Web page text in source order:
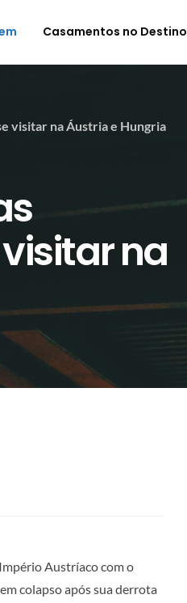
Casamentos no Destino
visitar na Áustria e Hungria
na
Austríaco com o
colapso após sua derrota